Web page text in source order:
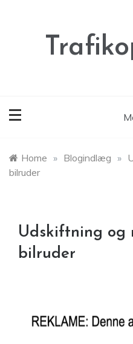
Home » Blogindlæg »
bilruder
Udskiftning og
bilruder